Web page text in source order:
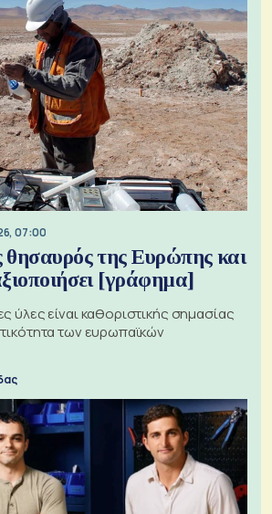
07:00
της Ευρώπης και
[γράφημα]
ύλες είναι καθοριστικής σημασίας
των ευρωπαϊκών